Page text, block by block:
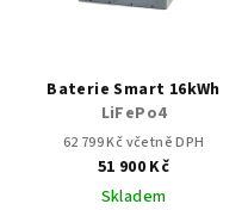
Baterie Smart 16kWh
LiFePo4
62 799 Kč včetně DPH
51 900 Kč
Skladem